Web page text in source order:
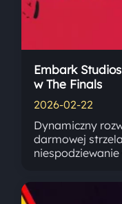
Embark
w The Finals
2026-02-22
Dynamiczny
darmowej